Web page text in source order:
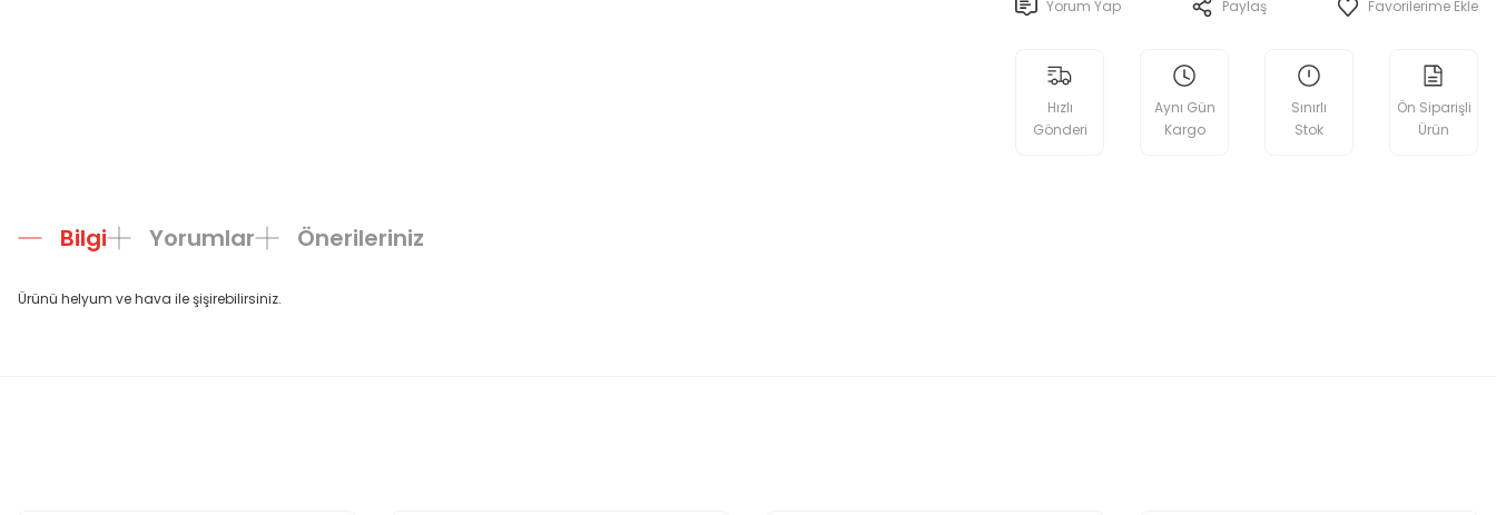
Yorum Yap Paylaş
Hızlı
Gönderi
Aynı Gün
Kargo
Sınırlı
Stok
Ön Siparişli
Ürün
Bilgi Yorumlar Önerileriniz
Ürünü helyum ve hava ile şişirebilirsiniz.